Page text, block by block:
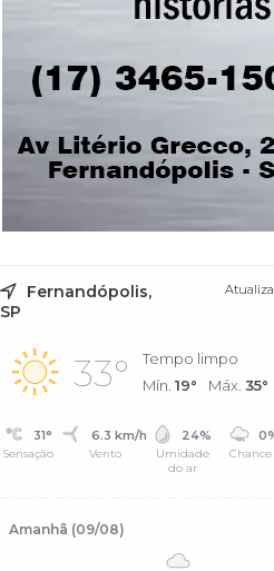
Fernandópolis,
SP
33°
Tempo limpo
Mín. 19° Máx. 35°
31°
Sensação
6.3 km/h
Vento
24%
Umidade
do ar
Amanhã (09/08)